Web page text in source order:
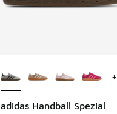
adidas Handball Spezial
ÉCONOMISE 29 €
+